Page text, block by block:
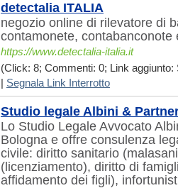
detectalia ITALIA
negozio online di rilevatore di
contamonete, contabanconote
https://www.detectalia-italia.it
(Click: 8; Commenti: 0; Link aggiunto:
Segnala Link Interrotto
Studio legale Albini &
Lo Studio Legale Avvocato
Bologna e offre consulenza
civile: diritto sanitario
(licenziamento), diritto di
affidamento dei figli),